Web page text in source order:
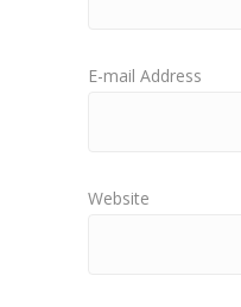
E-mail Address
Website